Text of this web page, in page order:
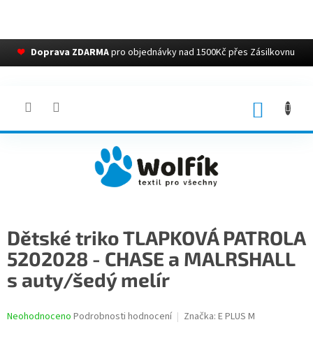
❤ Doprava ZDARMApro objednávky nad 1500Kč přes Zásilkovnu
Dětské triko TLAPKOVÁ PATROLA
5202028 - CHASE a MALRSHALL
s auty/šedý melír
Průměrné
Neohodnoceno Podrobnosti hodnocení Značka: E PLUS M